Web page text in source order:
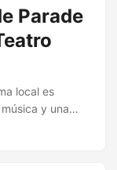
sus propias
que me dio fue
soy una
la familia ya
me fue
Parade
local es
y una
30 años de